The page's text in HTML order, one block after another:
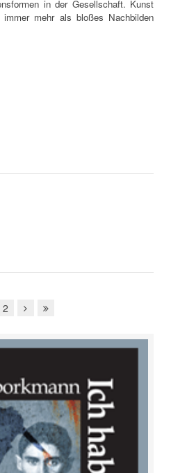
in der Gesellschaft. Kunst
mehr als bloßes Nachbilden
2